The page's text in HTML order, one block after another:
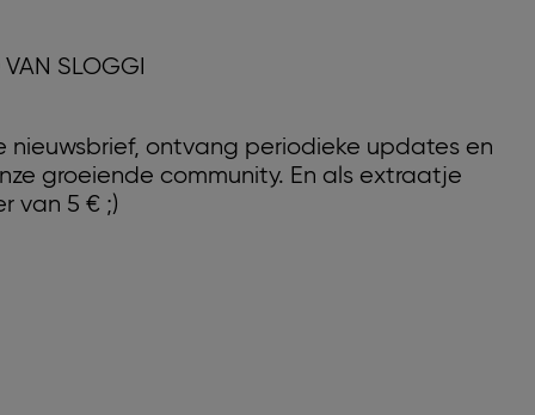
VAN SLOGGI
nieuwsbrief, ontvang periodieke updates en
groeiende community. En als extraatje
van 5 € ;)